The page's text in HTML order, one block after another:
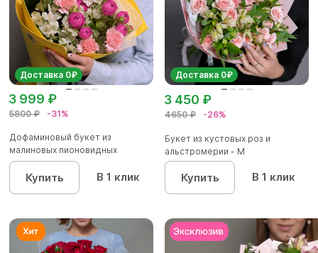
Доставка 0₽
5800 ₽ -31%
3 999 ₽
Дофаминовый букет из
малиновых пионовидных
кустовых роз...
Купить В 1 клик
Доставка 0₽
4650 ₽ -26%
3 450 ₽
Букет из кустовых роз и
альстромерии - М
Купить В 1 клик